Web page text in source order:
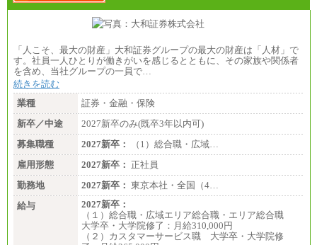
「人こそ、最大の財産」大和証券グループの最大の財産は「人材」で
す。社員一人ひとりが働きがいを感じるとともに、その家族や関係者
を含め、当社グループの一員で…
続きを読む
業種
証券・金融・保険
新卒／中途
2027新卒のみ(既卒3年以内可)
募集職種
2027新卒：
（1）総合職・広域…
雇用形態
2027新卒： 正社員
勤務地
2027新卒： 東京本社・全国（4…
給与
2027新卒：
（１）総合職・広域エリア総合職・エリア総合職
大学卒・大学院修了：月給310,000円
（２）カスタマーサービス職 大学卒・大学院修